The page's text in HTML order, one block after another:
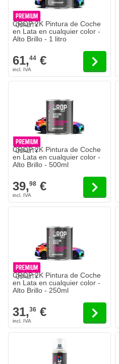
CROP 2K Pintura de Coche
en Lata en cualquier color -
Alto Brillo - 1 litro
61,44 €
CROP 2K Pintura de Coche
en Lata en cualquier color -
Alto Brillo - 500ml
39,98 €
CROP 2K Pintura de Coche
en Lata en cualquier color -
Alto Brillo - 250ml
31,36 €